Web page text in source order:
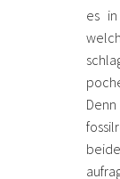
es